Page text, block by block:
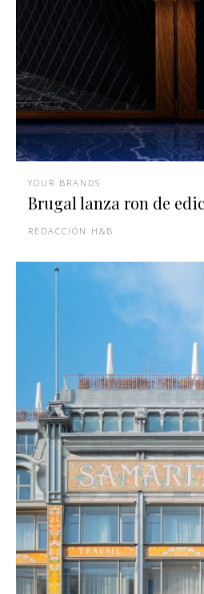
YOUR BRANDS
Brugal lanza ron de
REDACCIÓN H&B